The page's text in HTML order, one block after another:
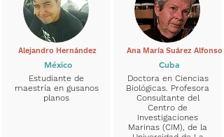
México
Alejandro Hernández
Estudiante de
maestría en gusanos
planos
Cuba
Ana María Suárez Alfonso
Doctora en Ciencias
Biológicas. Profesora
Consultante del
Centro de
Investigaciones
Marinas (CIM), de la